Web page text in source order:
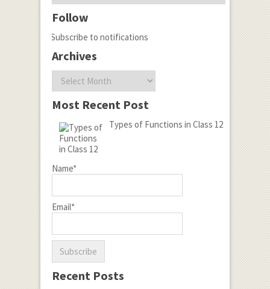
Follow
Subscribe to notifications
Archives
Archives
Most Recent Post
Types of Functions in Class 12
Name*
Email*
Recent Posts